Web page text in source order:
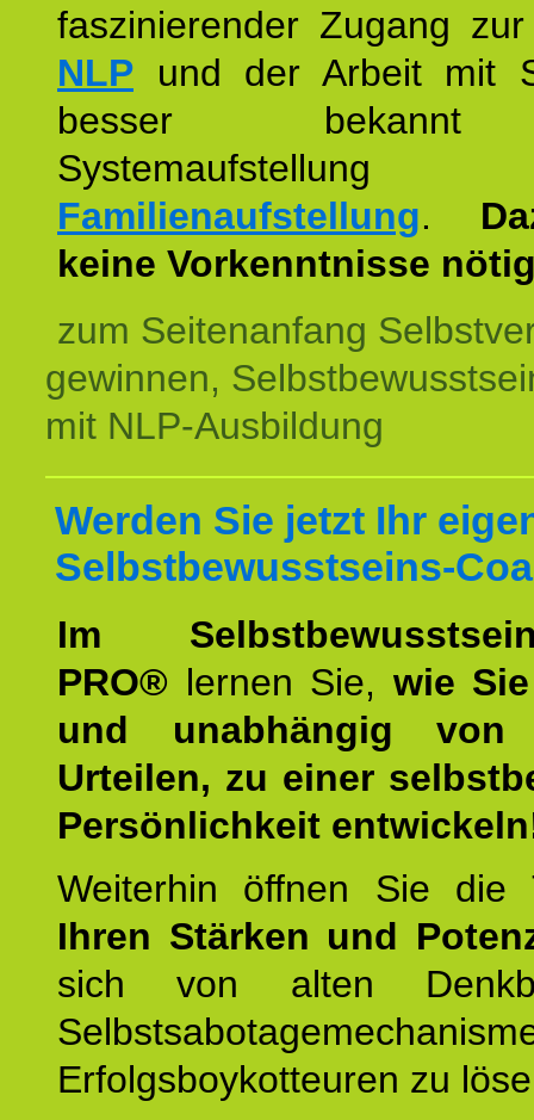
faszinierender Zugang
NLP und der Arbeit mit
besser
Familienaufstellung.
keine Vorkenntnisse
zum Seitenanfang
gewinnen,
mit NLP-Ausbildung
Werden Sie jetzt Ihr
Selbstbewusstseins-
Im
PRO® lernen Sie, wie
und unabhängig von
Urteilen, zu einer
Persönlichkeit
Weiterhin öffnen Sie
Ihren Stärken und
sich von alten
Erfolgsboykotteuren zu